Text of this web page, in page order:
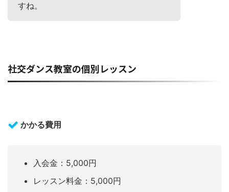
すね。
社交ダンス教室の個別レッスン
かかる費用
入会金：5,000円
レッスン料金：5,000円